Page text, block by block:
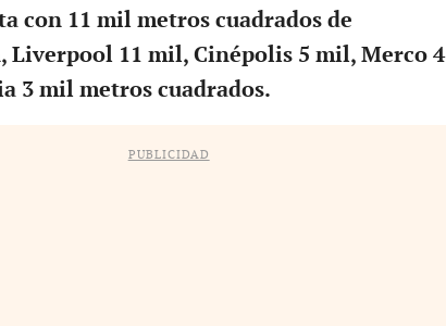
con 11 mil metros cuadrados de
Liverpool 11 mil, Cinépolis 5 mil, Merco 4
3 mil metros cuadrados.
PUBLICIDAD